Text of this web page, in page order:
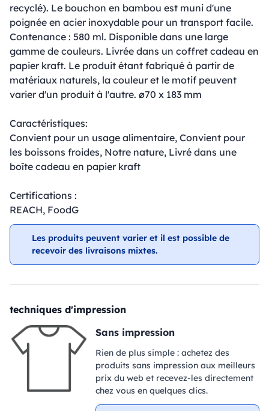
recyclé). Le bouchon en bambou est muni d'une
poignée en acier inoxydable pour un transport facile.
Contenance : 580 ml. Disponible dans une large
gamme de couleurs. Livrée dans un coffret cadeau en
papier kraft. Le produit étant fabriqué à partir de
matériaux naturels, la couleur et le motif peuvent
varier d'un produit à l'autre. ø70 x 183 mm
Caractéristiques:
Convient pour un usage alimentaire, Convient pour
les boissons froides, Notre nature, Livré dans une
boîte cadeau en papier kraft
Certifications :
REACH, FoodG
Les produits peuvent varier et il est possible de
recevoir des livraisons mixtes.
techniques d'impression
Sans impression
Rien de plus simple : achetez des
produits sans impression aux meilleurs
prix du web et recevez-les directement
chez vous en quelques clics.